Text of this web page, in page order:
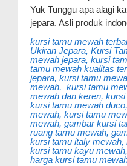
Yuk Tunggu apa alagi
jepara. Asli produk
kursi tamu mewah
Ukiran Jepara, Kursi
mewah jepara, kursi
tamu mewah kualitas
jepara, kursi tamu
mewah, kursi tamu
mewah dan keren,
kursi tamu mewah
mewah, kursi tamu
mewah, gambar kursi
ruang tamu mewah,
kursi tamu italy
kursi tamu kayu
harga kursi tamu